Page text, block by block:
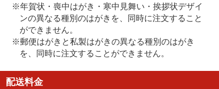
※年賀状・喪中はがき・寒中見舞い・挨拶状デザイ
ンの異なる種別のはがきを、同時に注文すること
ができません。
※郵便はがきと私製はがきの異なる種別のはがき
を、同時に注文することができません。
配送料金